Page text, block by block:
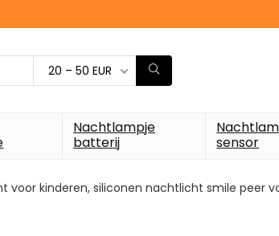
20 – 50 EUR
Nachtlampje
batterij
sensor
voor kinderen, siliconen nachtlicht smile peer